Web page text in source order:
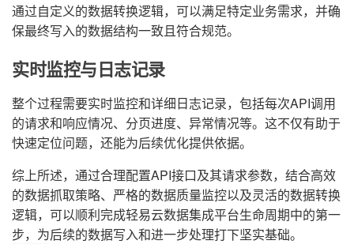
通过自定义的数据转换逻辑，可以满足特定业务需求，并确
保最终写入的数据结构一致且符合规范。
实时监控与日志记录
整个过程需要实时监控和详细日志记录，包括每次API调用
的请求和响应情况、分页进度、异常情况等。这不仅有助于
快速定位问题，还能为后续优化提供依据。
综上所述，通过合理配置API接口及其请求参数，结合高效
的数据抓取策略、严格的数据质量监控以及灵活的数据转换
逻辑，可以顺利完成轻易云数据集成平台生命周期中的第一
步，为后续的数据写入和进一步处理打下坚实基础。